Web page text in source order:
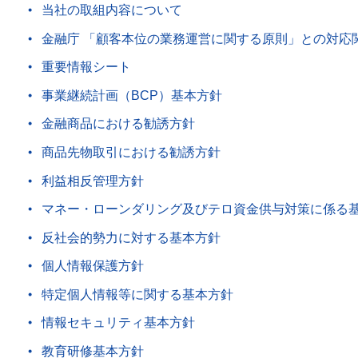
当社の取組内容について
金融庁 「顧客本位の業務運営に関する原則」との対応
重要情報シート
事業継続計画（BCP）基本方針
金融商品における勧誘方針
商品先物取引における勧誘方針
利益相反管理方針
マネー・ローンダリング及びテロ資金供与対策に係る
反社会的勢力に対する基本方針
個人情報保護方針
特定個人情報等に関する基本方針
情報セキュリティ基本方針
教育研修基本方針